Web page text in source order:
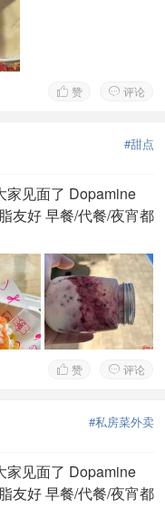
 评论
 赞
#甜点
家见面了 Dopamine
友好 早餐/代餐/夜宵都
 评论
 赞
#私房菜外卖
家见面了 Dopamine
友好 早餐/代餐/夜宵都